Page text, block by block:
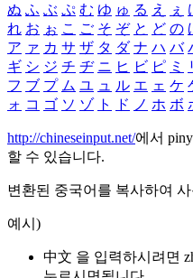
ぬ ふ ぶ ぷ む ゆ ゅ る え ぇ
れ お ぉ こ ご そ ぞ と ど の
ア ァ カ サ ザ タ ダ ナ ハ バ
ギ シ ジ チ ヂ ニ ヒ ビ ピ ミ
フ ブ プ ム ユ ュ ル エ ェ ケ
ォ コ ゴ ソ ゾ ト ド ノ ホ ボ
http://chineseinput.net/에서
할 수 있습니다.
변환된 중국어를 복사하여
예시)
中文 을 입력하시려면